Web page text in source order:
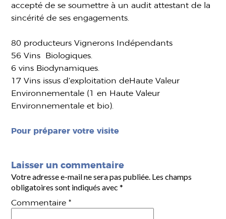
accepté de se soumettre à un audit attestant de la
sincérité de ses engagements.
80 producteurs Vignerons Indépendants
56 Vins Biologiques.
6 vins Biodynamiques.
17 Vins issus d’exploitation deHaute Valeur
Environnementale (1 en Haute Valeur
Environnementale et bio).
Pour préparer votre visite
Laisser un commentaire
Votre adresse e-mail ne sera pas publiée. Les champs
obligatoires sont indiqués avec*
Commentaire*